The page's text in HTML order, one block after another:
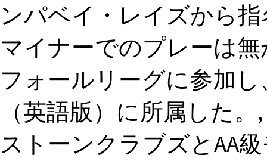
ンパベイ・レイズから
マイナーでのプレーは
フォールリーグに参加
（英語版）に所属した
ストーンクラブズとAA